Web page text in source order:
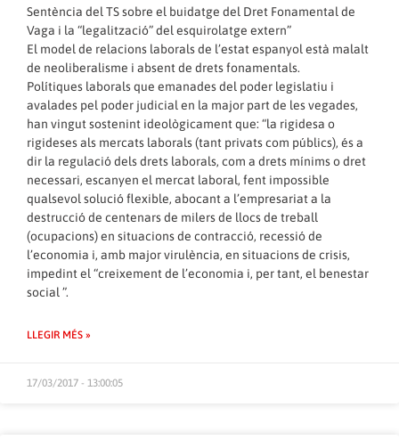
Sentència del TS sobre el buidatge del Dret Fonamental de
Vaga i la “legalització” del esquirolatge extern”
El model de relacions laborals de l’estat espanyol està malalt
de neoliberalisme i absent de drets fonamentals.
Polítiques laborals que emanades del poder legislatiu i
avalades pel poder judicial en la major part de les vegades,
han vingut sostenint ideològicament que: “la rigidesa o
rigideses als mercats laborals (tant privats com públics), és a
dir la regulació dels drets laborals, com a drets mínims o dret
necessari, escanyen el mercat laboral, fent impossible
qualsevol solució flexible, abocant a l’empresariat a la
destrucció de centenars de milers de llocs de treball
(ocupacions) en situacions de contracció, recessió de
l’economia i, amb major virulència, en situacions de crisis,
impedint el “creixement de l’economia i, per tant, el benestar
social ”.
LLEGIR MÉS »
17/03/2017 - 13:00:05